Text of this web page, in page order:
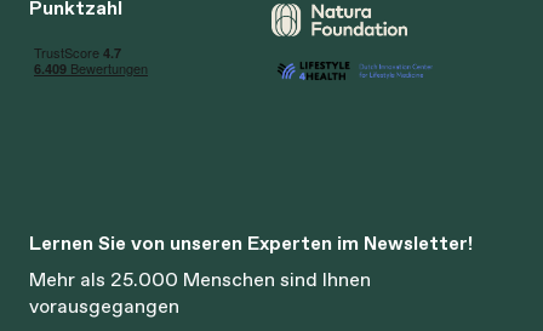
Punktzahl
Lernen Sie von unseren Experten im Newsletter!
Mehr als 25.000 Menschen sind Ihnen
vorausgegangen